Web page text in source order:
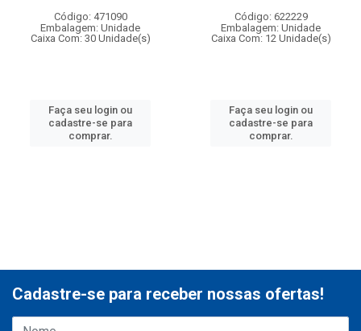
Código: 471090
Embalagem: Unidade
Caixa Com: 30 Unidade(s)
Faça seu login ou
cadastre-se para
comprar.
Código: 622229
Embalagem: Unidade
Caixa Com: 12 Unidade(s)
Faça seu login ou
cadastre-se para
comprar.
Cadastre-se para receber nossas ofertas!